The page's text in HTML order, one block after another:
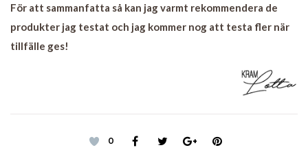
För att sammanfatta så kan jag varmt rekommendera de
produkter jag testat och jag kommer nog att testa fler när
tillfälle ges!
0